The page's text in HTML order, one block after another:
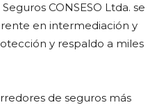
CONSESO Ltda. se
en intermediación y
y respaldo a miles
de seguros más